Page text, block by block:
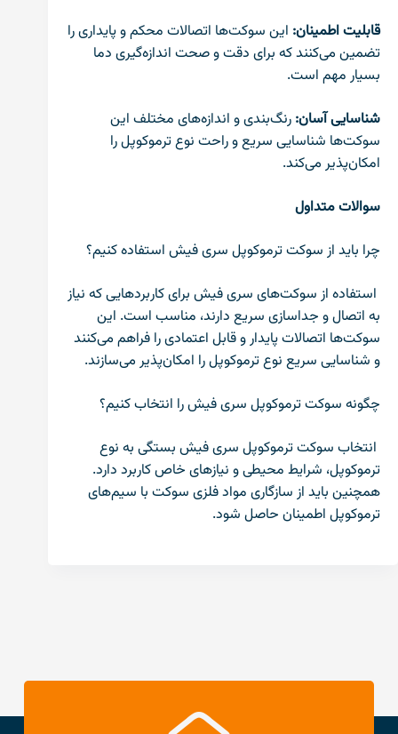
قابلیت اطمینان: این سوکت‌ها اتصالات محکم و پایداری را
تضمین می‌کنند که برای دقت و صحت اندازه‌گیری دما
بسیار مهم است.
شناسایی آسان: رنگ‌بندی و اندازه‌های مختلف این
سوکت‌ها شناسایی سریع و راحت نوع ترموکوپل را
امکان‌پذیر می‌کند.
سوالات متداول
چرا باید از سوکت ترموکوپل سری فیش استفاده کنیم؟
استفاده از سوکت‌های سری فیش برای کاربردهایی که نیاز
به اتصال و جداسازی سریع دارند، مناسب است. این
سوکت‌ها اتصالات پایدار و قابل اعتمادی را فراهم می‌کنند
و شناسایی سریع نوع ترموکوپل را امکان‌پذیر می‌سازند.
چگونه سوکت ترموکوپل سری فیش را انتخاب کنیم؟
انتخاب سوکت ترموکوپل سری فیش بستگی به نوع
ترموکوپل، شرایط محیطی و نیازهای خاص کاربرد دارد.
همچنین باید از سازگاری مواد فلزی سوکت با سیم‌های
ترموکوپل اطمینان حاصل شود.